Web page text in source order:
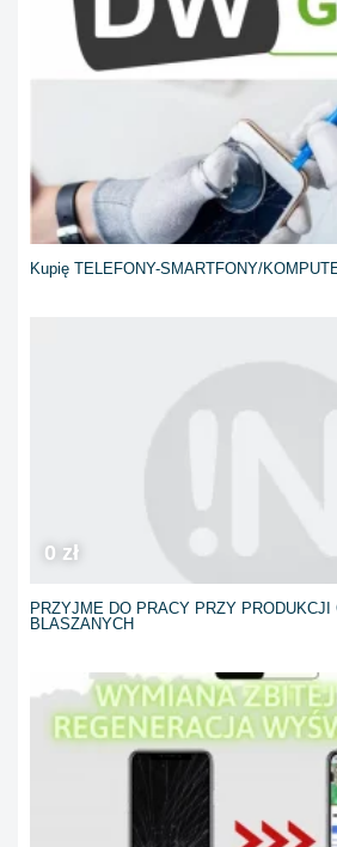
Kupię TELEFONY-SMARTFONY/
0 zł
PRZYJME DO PRACY PRZY PRODUKCJI
BLASZANYCH